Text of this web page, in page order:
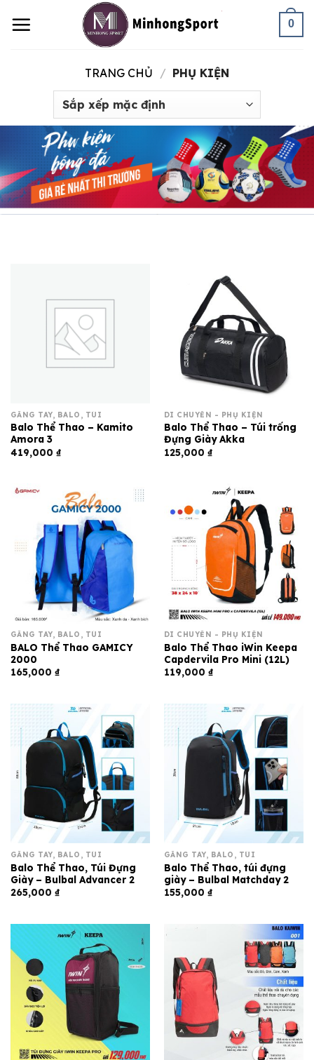
0
TRANG CHỦ / PHỤ KIỆN
GĂNG TAY, BALO, TÚI
Balo Thể Thao – Kamito
Amora 3
419,000 ₫
DI CHUYỂN - PHỤ KIỆN
Balo Thể Thao – Túi trống
Đựng Giày Akka
125,000 ₫
GĂNG TAY, BALO, TÚI
BALO Thể Thao GAMICY
2000
165,000 ₫
DI CHUYỂN - PHỤ KIỆN
Balo Thể Thao iWin Keepa
Capdervila Pro Mini (12L)
119,000 ₫
GĂNG TAY, BALO, TÚI
Balo Thể Thao, Túi Đựng
Giày – Bulbal Advancer 2
265,000 ₫
GĂNG TAY, BALO, TÚI
Balo Thể Thao, túi đựng
giày – Bulbal Matchday 2
155,000 ₫